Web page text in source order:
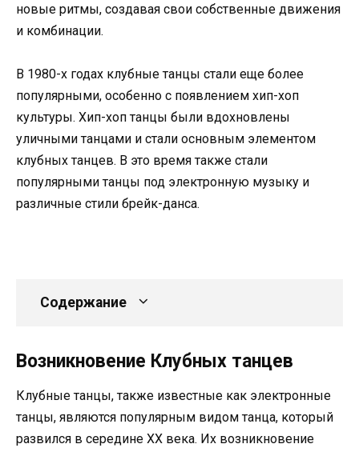
новые ритмы, создавая свои собственные движения
и комбинации.
В 1980-х годах клубные танцы стали еще более
популярными, особенно с появлением хип-хоп
культуры. Хип-хоп танцы были вдохновлены
уличными танцами и стали основным элементом
клубных танцев. В это время также стали
популярными танцы под электронную музыку и
различные стили брейк-данса.
Содержание
Возникновение Клубных танцев
Клубные танцы, также известные как электронные
танцы, являются популярным видом танца, который
развился в середине XX века. Их возникновение